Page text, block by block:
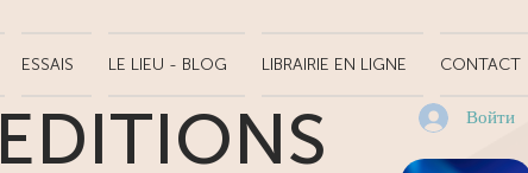
ESSAIS LE LIEU - BLOG LIBRAIRIE EN LIGNE CONTACT
EDITIONS Войти